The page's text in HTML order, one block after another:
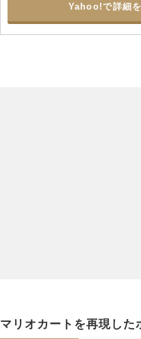
Yahoo!で詳細
マリオカートを再現した